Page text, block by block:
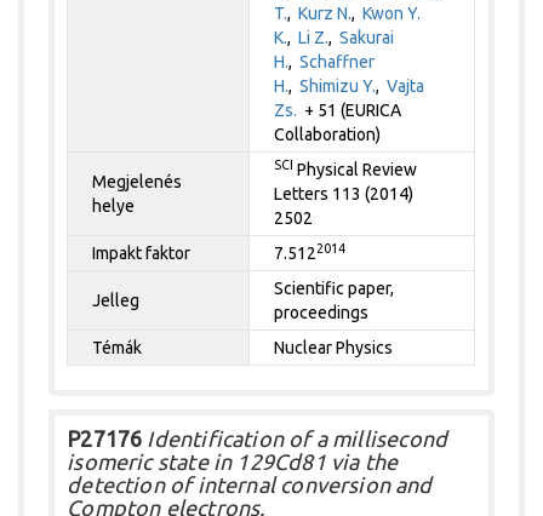
T.,Kurz N.,Kwon Y.
K.,Li Z.,Sakurai
H.,Schaffner
H.,Shimizu Y.,Vajta
Zs. + 51 (EURICA
Collaboration)
Megjelenés
helye
SCI Physical Review
Letters 113 (2014)
2502
Impakt faktor
7.5122014
Jelleg
Scientific paper,
proceedings
Témák
Nuclear Physics
P27176 Identification of a millisecond
isomeric state in 129Cd81 via the
detection of internal conversion and
Compton electrons.